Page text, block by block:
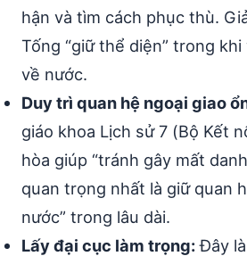
hận và tìm cách phục thù.
Tống “giữ thể diện” trong
về nước.
Duy trì quan hệ ngoại giao
giáo khoa Lịch sử 7 (Bộ Kết
hòa giúp “tránh gây mất
quan trọng nhất là giữ quan
nước” trong lâu dài.
Lấy đại cục làm trọng:Đây